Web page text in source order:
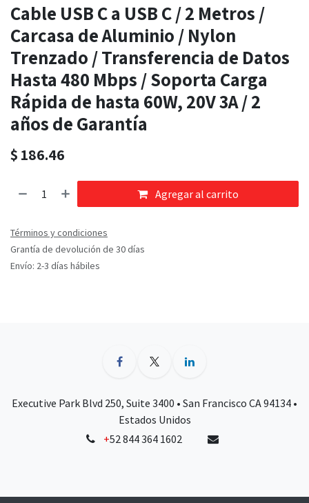
Cable USB C a USB C / 2 Metros /
Carcasa de Aluminio / Nylon
Trenzado / Transferencia de Datos
Hasta 480 Mbps / Soporta Carga
Rápida de hasta 60W, 20V 3A / 2
años de Garantía
$ 186.46
Agregar al carrito
Términos y condiciones
Grantía de devolución de 30 días
Envío: 2-3 días hábiles
Executive Park Blvd 250, Suite 3400 • San Francisco CA 94134 •
Estados Unidos
+52 844 364 1602